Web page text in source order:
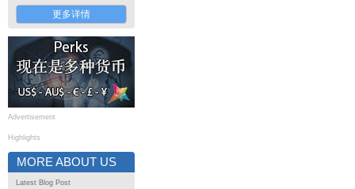
更多详情
Advertisement
Highlights
MORE ABOUT US
Latest Blog Post